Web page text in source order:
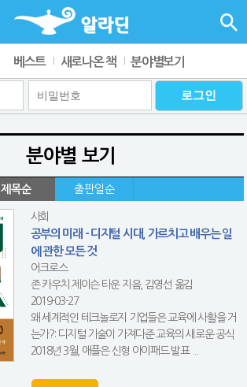
베스트 새로나온 책 분야별보기
분야별 보기
제목순 출판일순
사회
공부의 미래 - 디지털 시대, 가르치고 배우는 일
에 관한 모든 것
어크로스
존 카우치.제이슨 타운 지음, 김영선 옮김
2019-03-27
왜 세계적인 테크놀로지 기업들은 교육에 사활을 거
는가?: 디지털 기술이 가져다준 교육의 새로운 공식
2018년 3월, 애플은 신형 아이패드 발표 ...